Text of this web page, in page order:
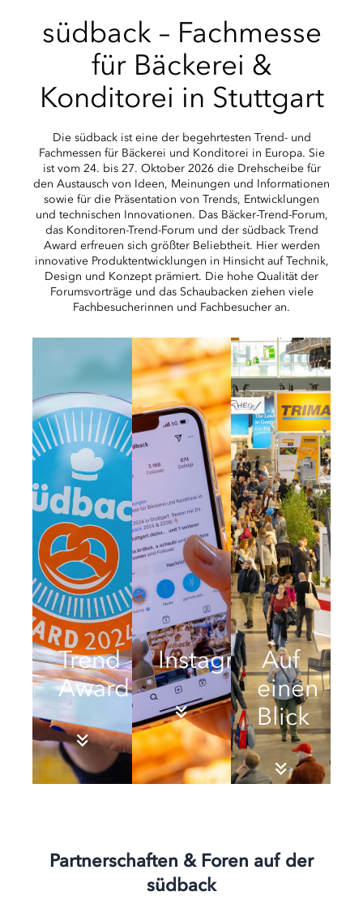
südback – Fachmesse
für Bäckerei &
Konditorei in Stuttgart
Die südback ist eine der begehrtesten Trend- und
Fachmessen für Bäckerei und Konditorei in Europa. Sie
ist vom 24. bis 27. Oktober 2026 die Drehscheibe für
den Austausch von Ideen, Meinungen und Informationen
sowie für die Präsentation von Trends, Entwicklungen
und technischen Innovationen. Das Bäcker-Trend-Forum,
das Konditoren-Trend-Forum und der südback Trend
Award erfreuen sich größter Beliebtheit. Hier werden
innovative Produktentwicklungen in Hinsicht auf Technik,
Design und Konzept prämiert. Die hohe Qualität der
Forumsvorträge und das Schaubacken ziehen viele
Fachbesucherinnen und Fachbesucher an.
Trend
Award
InstagramAuf
einen
Blick
Partnerschaften & Foren auf der
südback